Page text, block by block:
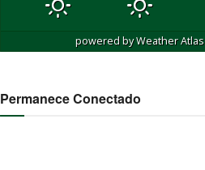
powered byWeather Atlas
Permanece Conectado